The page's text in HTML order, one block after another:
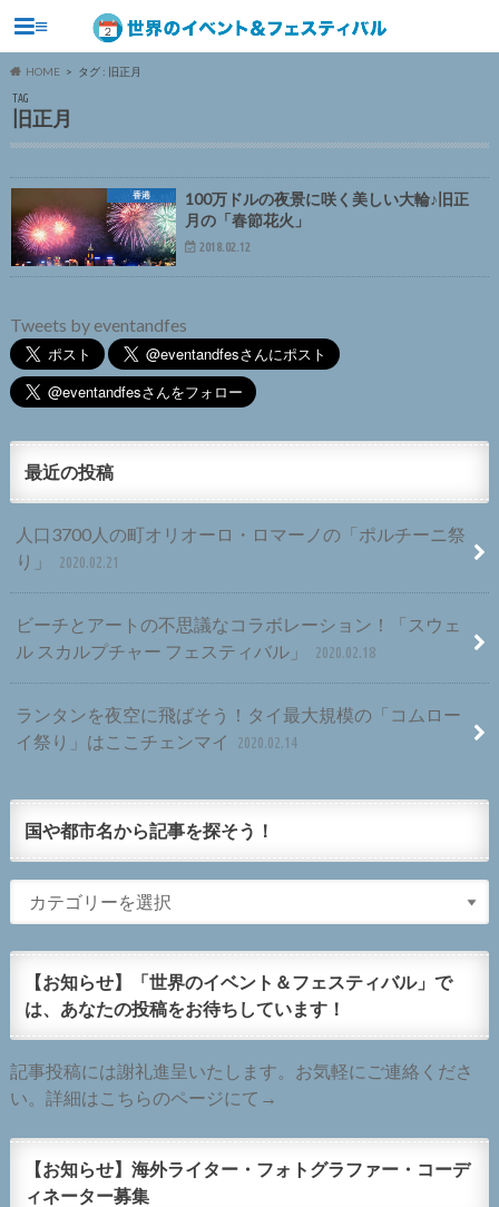
≡
HOME タグ : 旧正月
TAG
旧正月
香港
100万ドルの夜景に咲く美しい大輪♪旧正
月の「春節花火」
2018.02.12
Tweets by eventandfes
最近の投稿
人口3700人の町オリオーロ・ロマーノの「ポルチーニ祭
り」
2020.02.21
ビーチとアートの不思議なコラボレーション！「スウェ
ル スカルプチャー フェスティバル」
2020.02.18
ランタンを夜空に飛ばそう！タイ最大規模の「コムロー
イ祭り」はここチェンマイ
2020.02.14
国や都市名から記事を探そう！
【お知らせ】「世界のイベント＆フェスティバル」で
は、あなたの投稿をお待ちしています！
記事投稿には謝礼進呈いたします。お気軽にご連絡くださ
い。詳細はこちらのページにて→
【お知らせ】海外ライター・フォトグラファー・コーデ
ィネーター募集